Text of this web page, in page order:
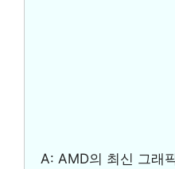
A: AMD의 최신 그래